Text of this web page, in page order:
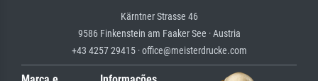
Kärntner Strasse 46
9586 Finkenstein am Faaker See · Austria
+43 4257 29415 · office@meisterdrucke.com